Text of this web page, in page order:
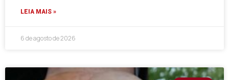
LEIA MAIS »
6 de agosto de 2026